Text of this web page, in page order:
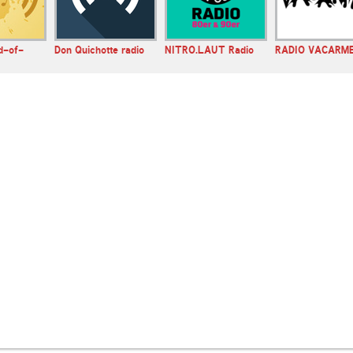
of-
Don Quichotte radio NITRO.LAUT Radio RADIO